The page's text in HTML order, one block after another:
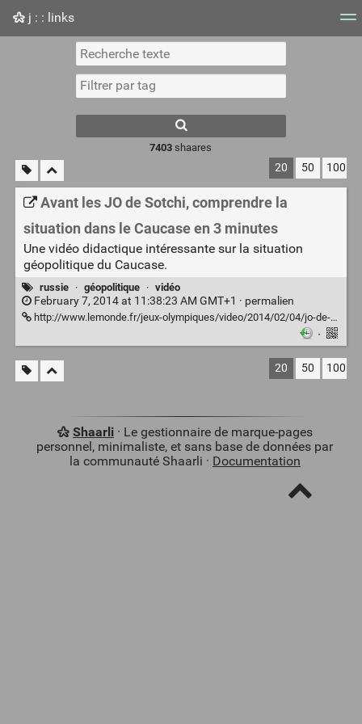
j : : links
Nuage de tags Mur d'images
7403 shaares
20 50 100
Avant les JO de Sotchi, comprendre la
situation dans le Caucase en 3 minutes
Une vidéo didactique intéressante sur la situation
géopolitique du Caucase.
russie · géopolitique · vidéo
February 7, 2014 at 11:38:23 AM GMT+1 · permalien
http://www.lemonde.fr/jeux-olympiques/video/2014/02/04/jo-de-sotchi-comprendre-la-situation-dans-le-caucase-en-3-minutes_4357843_1616891.html
·
20 50 100
Shaarli· Le gestionnaire de marque-pages
personnel, minimaliste, et sans base de données par
la communauté Shaarli · Documentation